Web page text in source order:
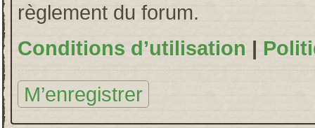
règlement du forum.
Conditions d’utilisation |
M’enregistrer